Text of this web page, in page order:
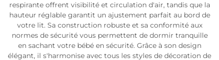
respirante offrent visibilité et circulation d'air, tandis que la
hauteur réglable garantit un ajustement parfait au bord de
votre lit. Sa construction robuste et sa conformité aux
normes de sécurité vous permettent de dormir tranquille
en sachant votre bébé en sécurité. Grâce à son design
élégant, il s'harmonise avec tous les styles de décoration de